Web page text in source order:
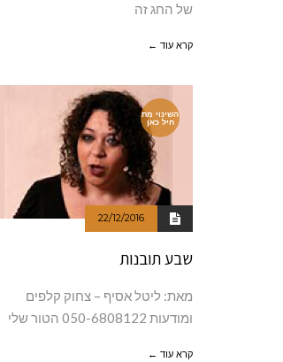
של החג זה
קרא עוד ←
השינוי מת
חיל כאן
22/12/2016
שבע תובנות
מאת: ליטל אסיף – צחוק קלפים
ומודעות 050-6808122 הטור שלי
קרא עוד ←